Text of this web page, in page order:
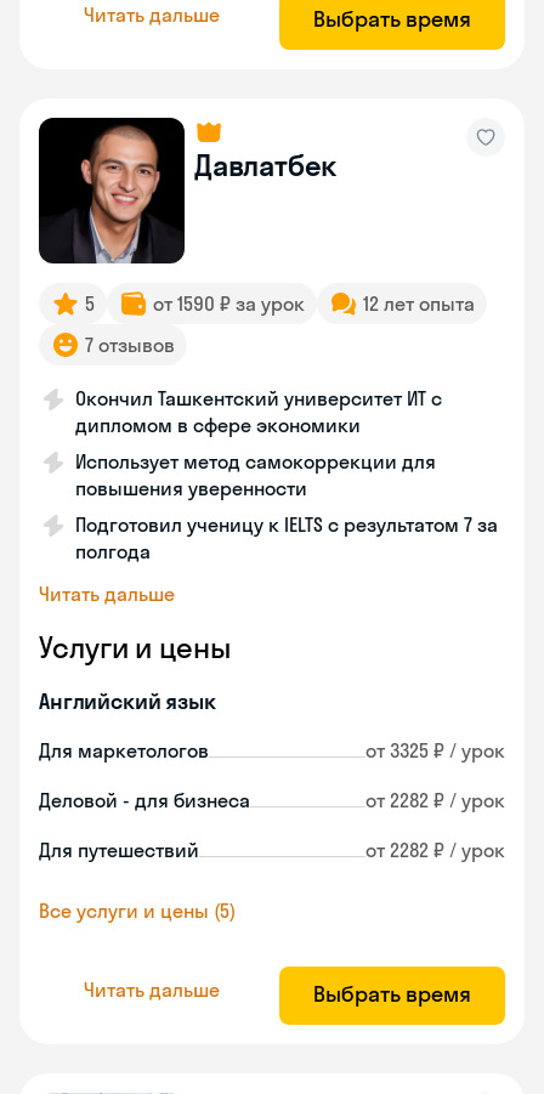
Читать дальше Выбрать время
Давлатбек
5 от 1590 ₽ за урок
12 лет опыта
7 отзывов
Окончил Ташкентский университет ИТ с
дипломом в сфере экономики
Использует метод самокоррекции для
повышения уверенности
Подготовил ученицу к IELTS с результатом 7 за
полгода
Читать дальше
Услуги и цены
Английский язык
Для маркетологов от 3325 ₽ / урок
Деловой - для бизнеса от 2282 ₽ / урок
Для путешествий от 2282 ₽ / урок
Все услуги и цены (5)
Читать дальше Выбрать время